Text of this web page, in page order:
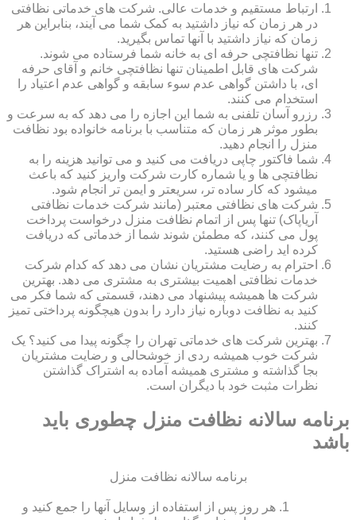
ارتباط مستقیم و خدمات عالی. شرکت های خدماتی نظافتی
در هر زمان که نیاز داشتید به کمک شما می آیند، بنابراین هر
زمان که نیاز داشتید با آنها تماس بگیرید.
تنها نظافتچی حرفه ای به خانه شما فرستاده می شوند.
شرکت های قابل اطمینان تنها نظافتچی خانم و آقای حرفه
ای، با داشتن گواهی عدم سوء سابقه و گواهی عدم اعتیاد را
استخدام می کنند.
رزرو آسان تلفنی به شما این اجازه را می دهد که به سرعت و
بطور موثر هر زمان که متناسب با برنامه خانواده بود نظافت
منزل را انجام دهید.
شما فاکتور چاپی دریافت می کنید و می توانید هزینه را به
نظافتچی ها و یا شماره کارت شرکت واریز کنید که باعث
میشود که کار ساده تر، سریعتر و ایمن تر انجام شود.
شرکت های نظافتی معتبر (مانند شرکت خدمات نظافتی
آریاپاک) تنها پس از اتمام نظافت منزل درخواست پرداخت
پول می کنند، که مطمئن شوند شما از خدماتی که دریافت
کرده اید راضی هستید.
احترام به رضایت مشتریان نشان می دهد که کدام شرکت
خدمات نظافتی اهمیت بیشتری به مشتری می دهد. بهترین
شرکت ها همیشه پیشنهاد می دهند، قسمتی که شما فکر می
کنید به نظافت دوباره نیاز دارد را بدون هیچگونه پرداختی تمیز
کنند.
بهترین شرکت های خدماتی تهران را چگونه پیدا می کنید؟ یک
شرکت خوب همیشه ردی از خوشحالی و رضایت مشتریان
بجا گذاشته و مشتری همیشه آماده به اشتراک گذاشتن
نظرات مثبت خود با دیگران است.
برنامه سالانه نظافت منزل چطوری باید
باشد
برنامه سالانه نظافت منزل
هر روز پس از استفاده از وسایل آنها را جمع کنید و